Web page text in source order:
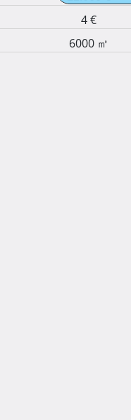
4 €
6000 ㎡